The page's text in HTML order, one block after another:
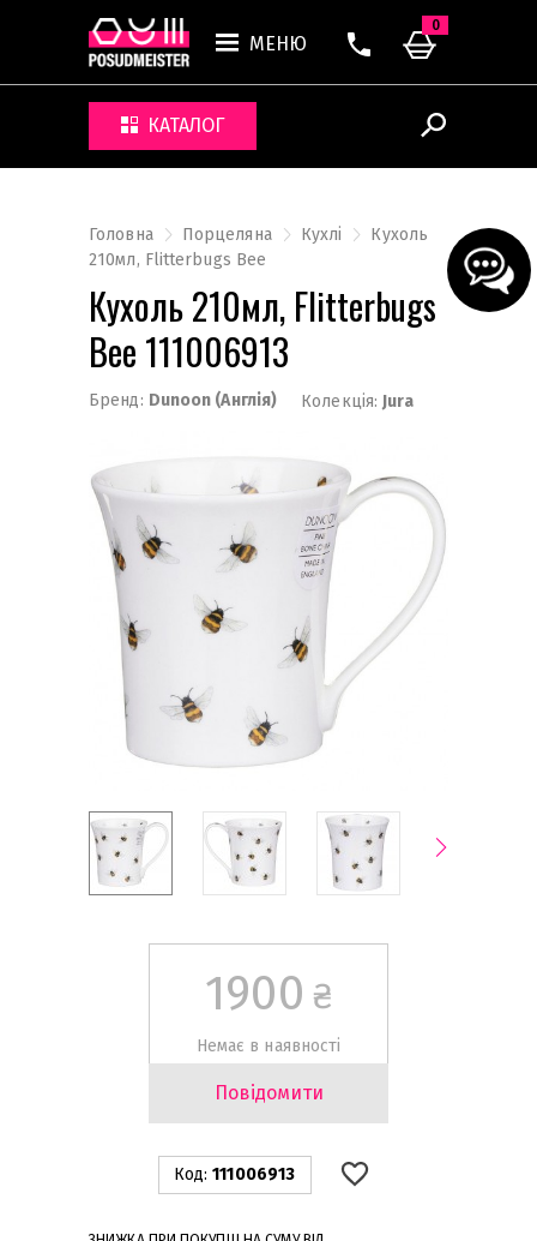
МЕНЮ
КАТАЛОГ
0
Головна Порцеляна Кухлі
Кухоль
210мл, Flitterbugs Bee
Кухоль 210мл, Flitterbugs
Bee 111006913
Бренд: Dunoon (Англія) Колекція: Jura
1900 ₴
Немає в наявності
Повідомити
Код: 111006913